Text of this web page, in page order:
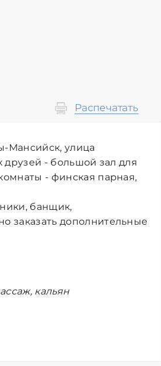
Распечатать
Мансийск, улица
друзей - большой зал для
- финская парная,
банщик,
заказать дополнительные
кальян